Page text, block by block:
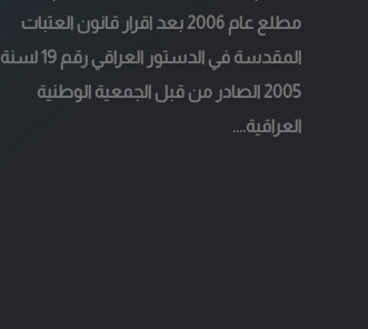
مطلع عام 2006 بعد اقرار قانون العتبات
المقدسة في الدستور العراقي رقم 19 لسنة
2005 الصادر من قبل الجمعية الوطنية
العراقية....